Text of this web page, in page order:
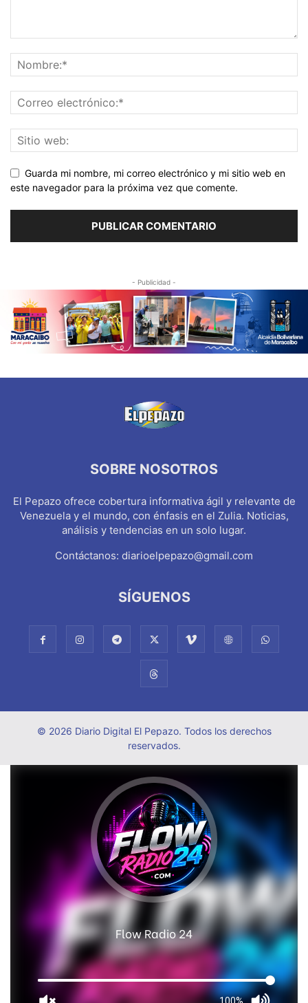
Guarda mi nombre, mi correo electrónico y mi sitio web en
este navegador para la próxima vez que comente.
- Publicidad -
SOBRE NOSOTROS
El Pepazo ofrece cobertura informativa ágil y relevante de
Venezuela y el mundo, con énfasis en el Zulia. Noticias,
análisis y tendencias en un solo lugar.
Contáctanos: diarioelpepazo@gmail.com
SÍGUENOS
© 2026 Diario Digital El Pepazo. Todos los derechos
reservados.